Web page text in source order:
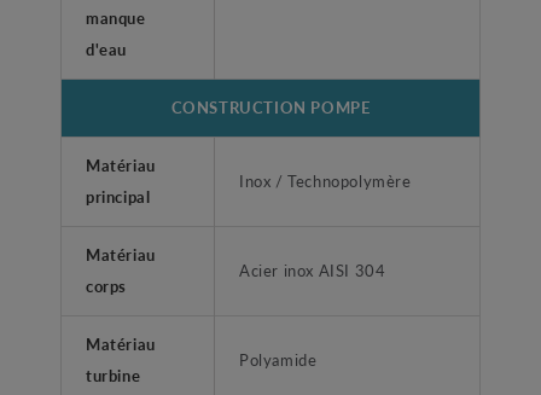
manque
d'eau
CONSTRUCTION POMPE
Matériau
principal
Inox / Technopolymère
Matériau
corps
Acier inox AISI 304
Matériau
turbine
Polyamide